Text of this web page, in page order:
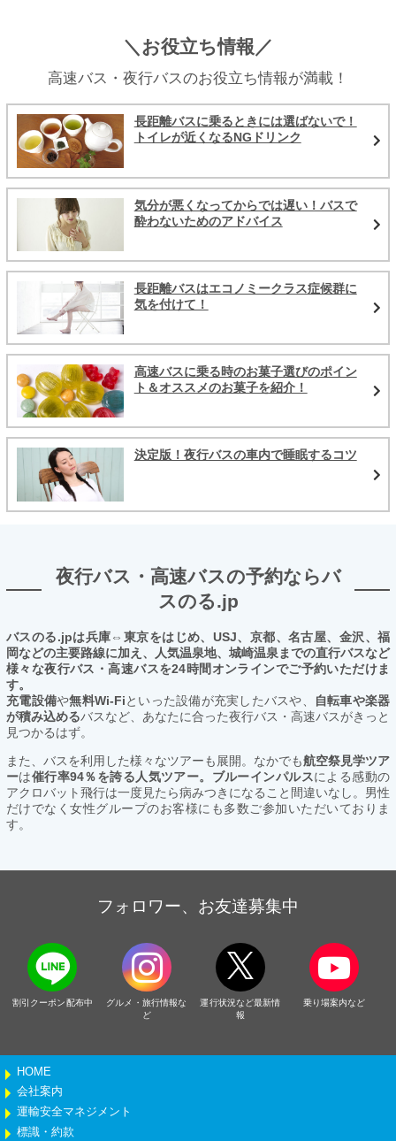
＼お役立ち情報／
高速バス・夜行バスのお役立ち情報が満載！
長距離バスに乗るときには選ばないで！
トイレが近くなるNGドリンク
気分が悪くなってからでは遅い！バスで
酔わないためのアドバイス
長距離バスはエコノミークラス症候群に
気を付けて！
高速バスに乗る時のお菓子選びのポイン
ト＆オススメのお菓子を紹介！
決定版！夜行バスの車内で睡眠するコツ
夜行バス・高速バスの予約ならバ
スのる.jp
バスのる.jpは兵庫⇔東京をはじめ、USJ、京都、名古屋、金沢、福
岡などの主要路線に加え、人気温泉地、城崎温泉までの直行バスなど
様々な夜行バス・高速バスを24時間オンラインでご予約いただけま
す。
充電設備や無料Wi-Fiといった設備が充実したバスや、
自転車や楽器
が積み込めるバスなど、あなたに合った夜行バス・高速バスがきっと
見つかるはず。
また、バスを利用した様々なツアーも展開。なかでも航空祭見学ツア
ーは催行率94％を誇る人気ツアー。ブルーインパルスによる感動の
アクロバット飛行は一度見たら病みつきになること間違いなし。男性
だけでなく女性グループのお客様にも多数ご参加いただいておりま
す。
フォロワー、お友達募集中
割引クーポン配布中
グルメ・旅行情報な
ど
運行状況など最新情
報
乗り場案内など
HOME
会社案内
運輸安全マネジメント
標識・約款